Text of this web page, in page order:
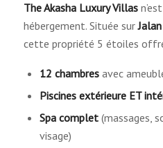
The Akasha Luxury Villas
hébergement. Située sur
cette propriété 5 étoiles
12 chambresavec
Piscines extérieure ET
Spa complet(massages,
visage)